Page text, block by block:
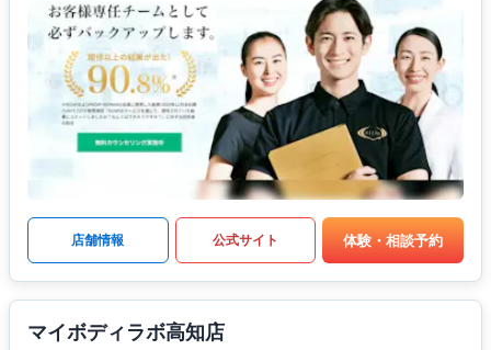
店舗情報 公式サイト 体験・相談予約
マイボディラボ高知店